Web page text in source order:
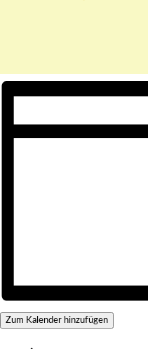
Zum Kalender hinzufügen